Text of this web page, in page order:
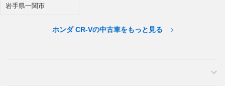
岩手県一関市
ホンダ CR-Vの中古車をもっと見る